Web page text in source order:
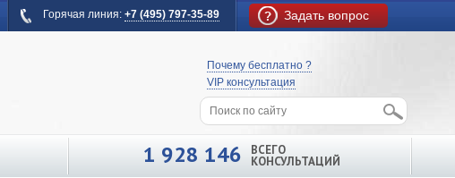
Горячая линия: +7 (495) 797-35-89 Задать вопрос
Почему бесплатно ?
VIP консультация
1 928 146 ВСЕГО
КОНСУЛЬТАЦИЙ